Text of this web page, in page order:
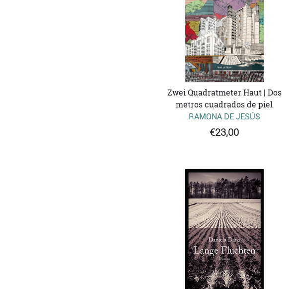
Zwei Quadratmeter Haut | Dos
metros cuadrados de piel
RAMONA DE JESÚS
€23,00